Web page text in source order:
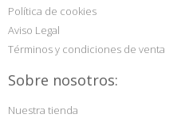
Política de cookies
Aviso Legal
Términos y condiciones de venta
Sobre nosotros:
Nuestra tienda